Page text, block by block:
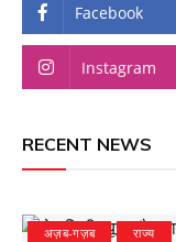
Facebook
Instagram
RECENT NEWS
अज़ब-गज़ब राज्य